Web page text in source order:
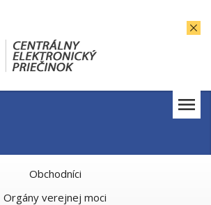
Obchodníci
Orgány verejnej moci